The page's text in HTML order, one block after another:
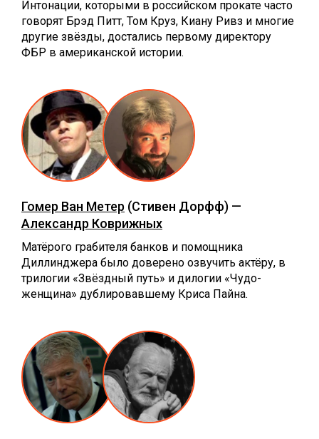
Интонации, которыми в российском прокате часто
говорят Брэд Питт, Том Круз, Киану Ривз и многие
другие звёзды, достались первому директору
ФБР в американской истории.
Гомер Ван Метер (Стивен Дорфф) —
Александр Коврижных
Матёрого грабителя банков и помощника
Диллинджера было доверено озвучить актёру, в
трилогии «Звёздный путь» и дилогии «Чудо-
женщина» дублировавшему Криса Пайна.